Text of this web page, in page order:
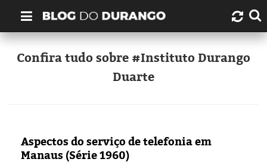
Quem é Durango Duarte?
Links úteis
Artigos
Confira tudo sobre #Instituto Durango
Duarte
Aspectos do serviço de telefonia em
Manaus (Série 1960)